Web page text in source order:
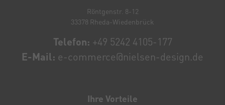
Röntgenstr. 8-12
33378 Rheda-Wiedenbrück
Telefon: +49 5242 4105-177
E-Mail: e-commerce@nielsen-design.de
Ihre Vorteile